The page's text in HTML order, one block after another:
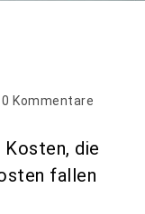
0 Kommentare
Kosten, die
fallen